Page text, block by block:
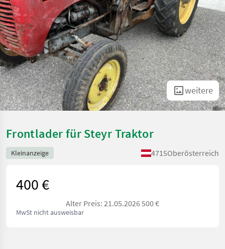
weitere
Frontlader für Steyr Traktor
Kleinanzeige 4715Oberösterreich
400 €
Alter Preis: 21.05.2026 500 €
MwSt nicht ausweisbar